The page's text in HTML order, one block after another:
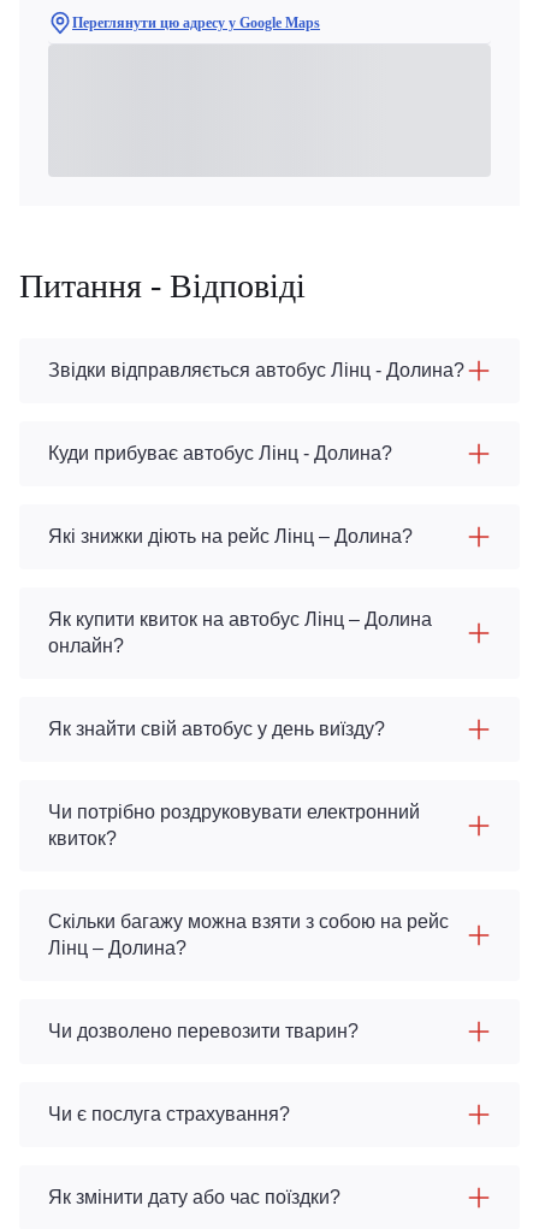
Переглянути цю адресу у Google Maps
Питання - Відповіді
Звідки відправляється автобус Лінц - Долина?
Куди прибуває автобус Лінц - Долина?
Які знижки діють на рейс Лінц – Долина?
Як купити квиток на автобус Лінц – Долина
онлайн?
Як знайти свій автобус у день виїзду?
Чи потрібно роздруковувати електронний
квиток?
Скільки багажу можна взяти з собою на рейс
Лінц – Долина?
Чи дозволено перевозити тварин?
Чи є послуга страхування?
Як змінити дату або час поїздки?